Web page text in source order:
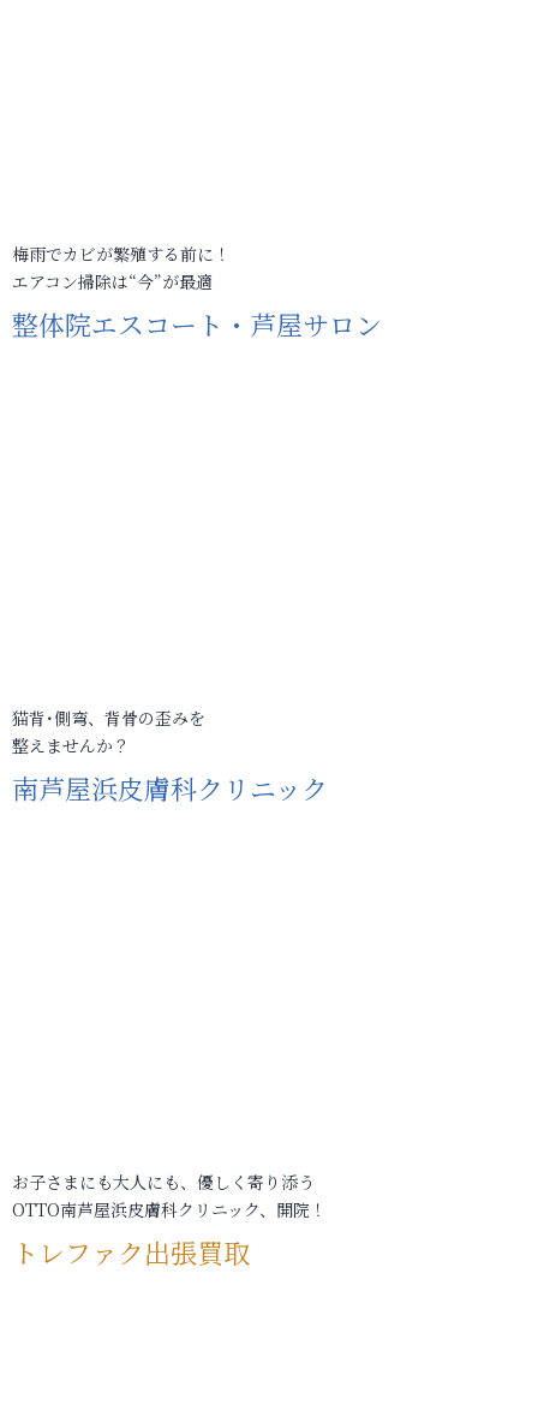
梅雨でカビが繁殖する前に！
エアコン掃除は“今”が最適
整体院エスコート・芦屋サロン
猫背･側弯、背骨の歪みを
整えませんか？
南芦屋浜皮膚科クリニック
お子さまにも大人にも、優しく寄り添う
OTTO南芦屋浜皮膚科クリニック、開院！
トレファク出張買取